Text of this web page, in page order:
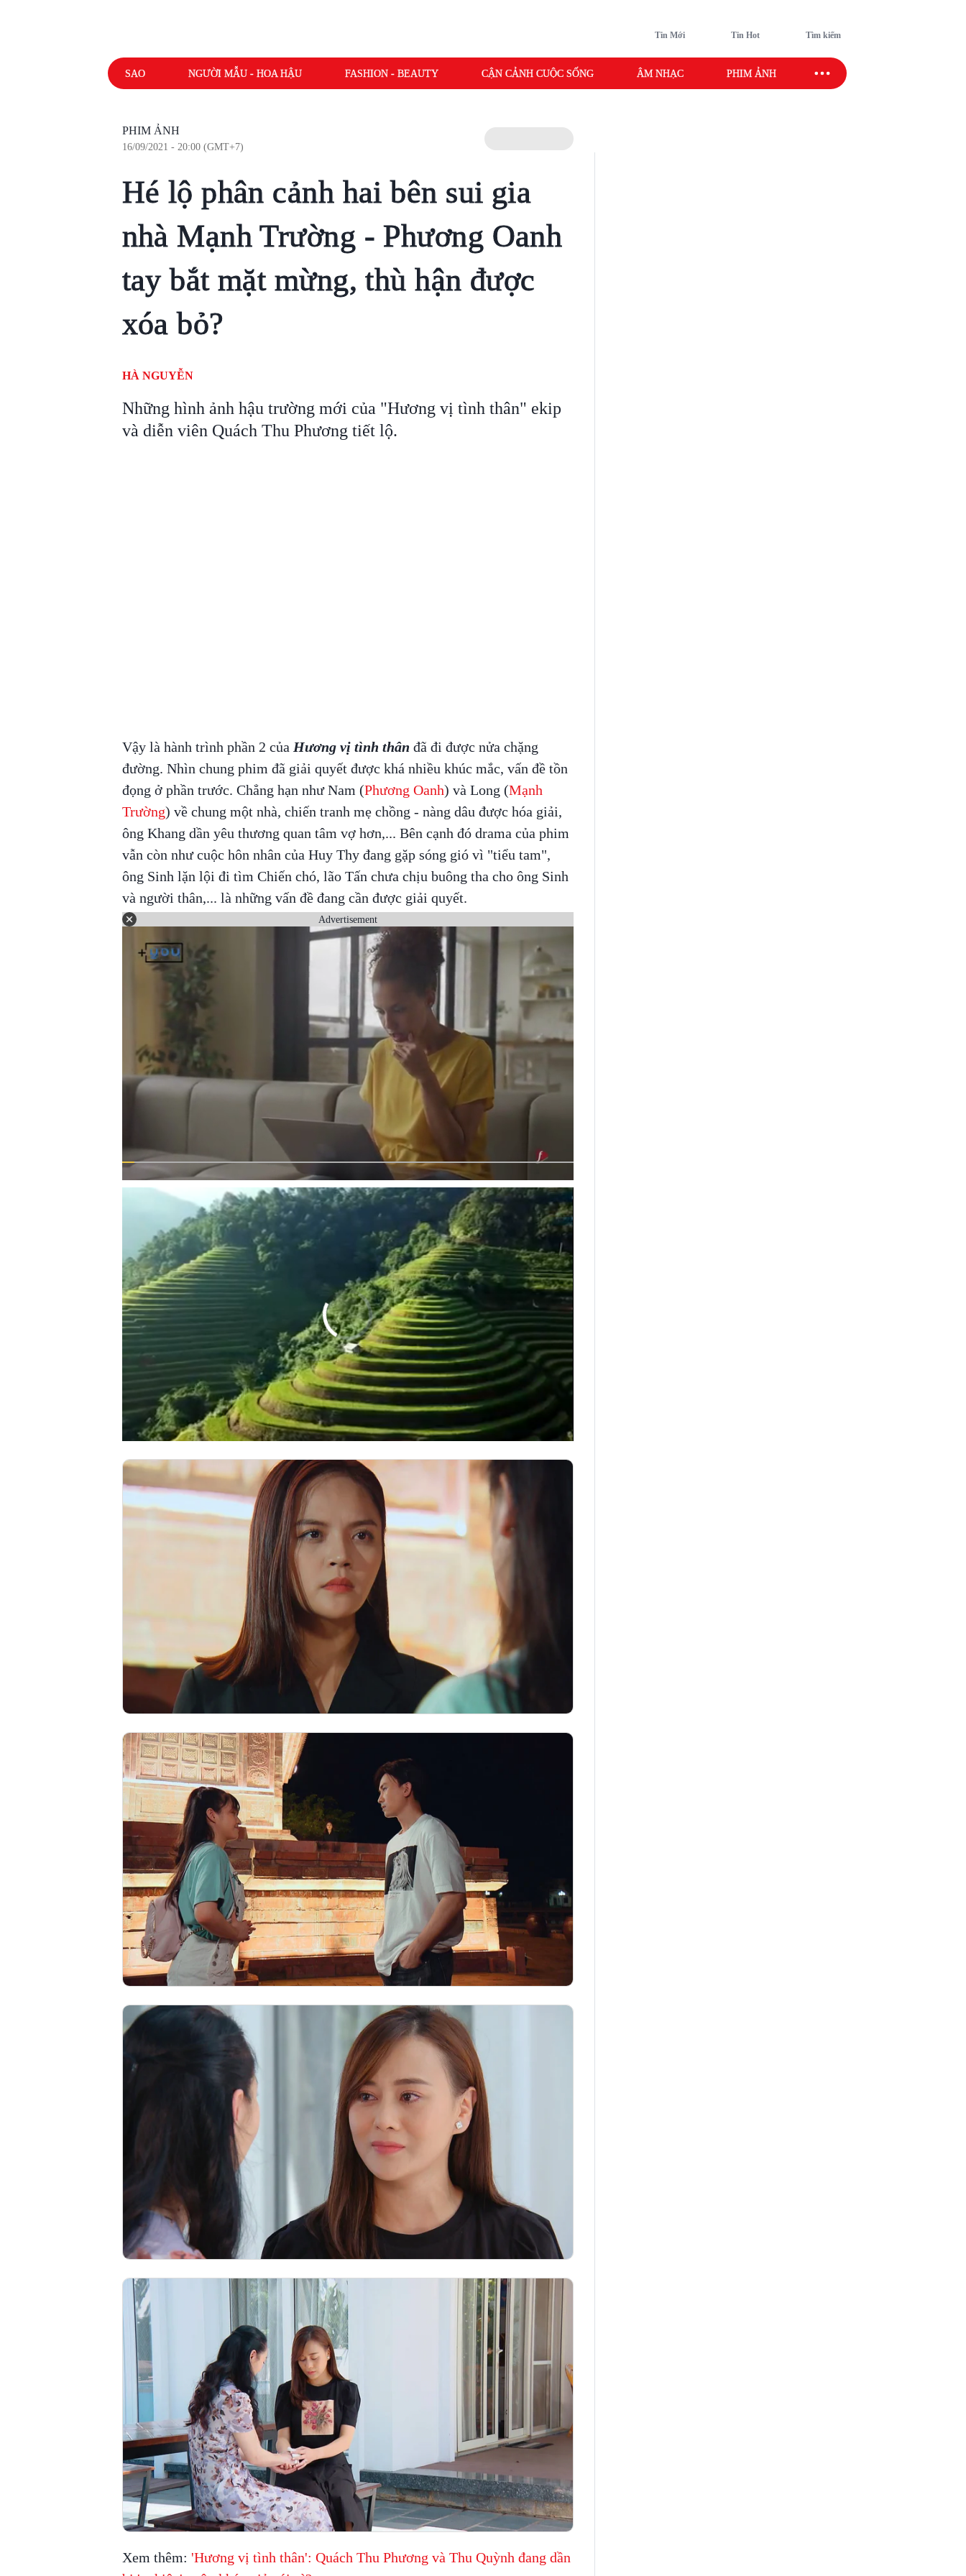
Tin Mới Tin Hot Tìm kiếm
SAO NGƯỜI MẪU - HOA HẬU FASHION - BEAUTY CẬN CẢNH CUỘC SỐNG ÂM NHẠC PHIM ẢNH SAO SPORT
PHIM ẢNH
16/09/2021 - 20:00 (GMT+7)
Hé lộ phân cảnh hai bên sui gia
nhà Mạnh Trường - Phương Oanh
tay bắt mặt mừng, thù hận được
xóa bỏ?
HÀ NGUYỄN
Những hình ảnh hậu trường mới của "Hương vị tình thân" ekip
và diễn viên Quách Thu Phương tiết lộ.
Vậy là hành trình phần 2 của Hương vị tình thân đã đi được nửa chặng
đường. Nhìn chung phim đã giải quyết được khá nhiều khúc mắc, vấn đề tồn
đọng ở phần trước. Chẳng hạn như Nam (Phương Oanh) và Long (Mạnh
Trường) về chung một nhà, chiến tranh mẹ chồng - nàng dâu được hóa giải,
ông Khang dần yêu thương quan tâm vợ hơn,... Bên cạnh đó drama của phim
vẫn còn như cuộc hôn nhân của Huy Thy đang gặp sóng gió vì "tiểu tam",
ông Sinh lặn lội đi tìm Chiến chó, lão Tấn chưa chịu buông tha cho ông Sinh
và người thân,... là những vấn đề đang cần được giải quyết.
Advertisement
Xem thêm: 'Hương vị tình thân': Quách Thu Phương và Thu Quỳnh đang dần